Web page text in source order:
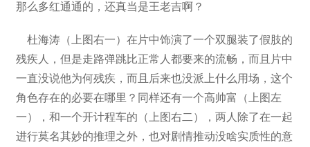
那么多红通通的，还真当是王老吉啊？
杜海涛（上图右一）在片中饰演了一个双腿装了假肢的
残疾人，但是走路弹跳比正常人都要来的流畅，而且片中
一直没说他为何残疾，而且后来也没派上什么用场，这个
角色存在的必要在哪里？同样还有一个高帅富（上图左
一），和一个开计程车的（上图右二），两人除了在一起
进行莫名其妙的推理之外，也对剧情推动没啥实质性的意